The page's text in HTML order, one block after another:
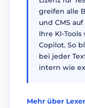
greifen alle
und CMS
Ihre KI-
Copilot. So
bei jeder
intern wie
Mehr über